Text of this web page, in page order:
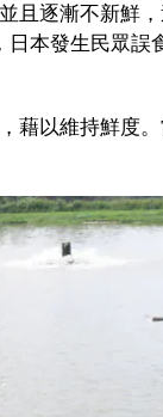
且逐漸不新鮮
本發生民眾誤
藉以維持鮮度